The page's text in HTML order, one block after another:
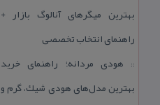
بهترین میگرهای آنالوگ بازار +
راهنمای انتخاب تخصصی
:: هودی مردانه؛ راهنمای خرید
بهترین مدل‌های هودی شیك، گرم و